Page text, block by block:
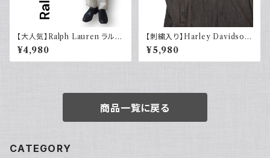
【大人気】Ralph Lauren ラルフ
ローレン チノパン アイボリー
¥4,980
【刺繍入り】Harley Davidson
ハーレーダビッドソン 長袖シャ
ツ 古着 ノーカラー
¥5,980
商品一覧に戻る
CATEGORY